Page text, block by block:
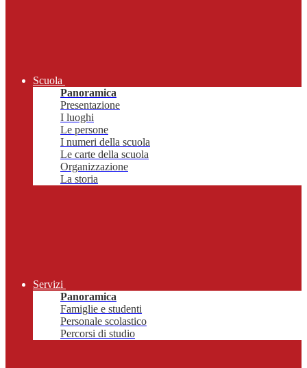
Scuola
Panoramica
Presentazione
I luoghi
Le persone
I numeri della scuola
Le carte della scuola
Organizzazione
La storia
Servizi
Panoramica
Famiglie e studenti
Personale scolastico
Percorsi di studio